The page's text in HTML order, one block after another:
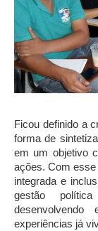
Ficou definido a
forma de
em um objetivo
ações. Com
integrada e
gestão
experiências já